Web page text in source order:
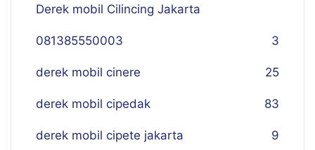
Derek mobil Cilincing Jakarta
081385550003 3
derek mobil cinere 25
derek mobil cipedak 83
derek mobil cipete jakarta 9